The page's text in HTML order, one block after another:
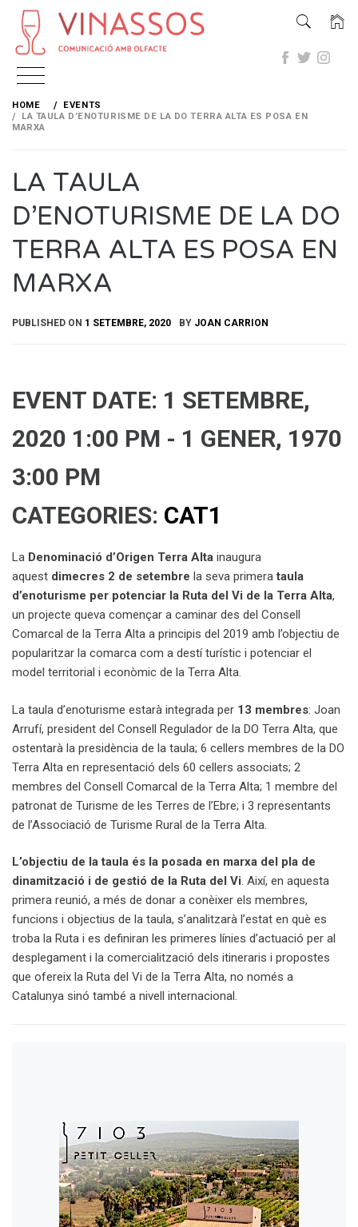
Skip
content
HOME
EVENTS
LA TAULA D’ENOTURISME DE LA DO TERRA ALTA ES POSA EN
MARXA
LA TAULA
D’ENOTURISME DE LA DO
TERRA ALTA ES POSA EN
MARXA
PUBLISHED ON 1 SETEMBRE, 2020 BY JOAN CARRION
EVENT DATE: 1 SETEMBRE,
2020 1:00 PM - 1 GENER, 1970
3:00 PM
CATEGORIES: CAT1
La Denominació d’Origen Terra Alta inaugura
aquest dimecres 2 de setembre la seva primerataula
d’enoturisme per potenciar la Ruta del Vi de la Terra Alta,
un projecte queva començar a caminar des del Consell
Comarcal de la Terra Alta a principis del 2019 amb l’objectiu de
popularitzar la comarca com a destí turístic i potenciar el
model territorial i econòmic de la Terra Alta.
La taula d’enoturisme estarà integrada per 13 membres: Joan
Arrufí, president del Consell Regulador de la DO Terra Alta, que
ostentarà la presidència de la taula; 6 cellers membres de la DO
Terra Alta en representació dels 60 cellers associats; 2
membres del Consell Comarcal de la Terra Alta; 1 membre del
patronat de Turisme de les Terres de l’Ebre; i 3 representants
de l’Associació de Turisme Rural de la Terra Alta.
L’objectiu de la taula és la posada en marxa del pla de
dinamització i de gestió de la Ruta del Vi. Així, en aquesta
primera reunió, a més de donar a conèixer els membres,
funcions i objectius de la taula, s’analitzarà l’estat en què es
troba la Ruta i es definiran les primeres línies d’actuació per al
desplegament i la comercialització dels itineraris i propostes
que ofereix la Ruta del Vi de la Terra Alta, no només a
Catalunya sinó també a nivell internacional.